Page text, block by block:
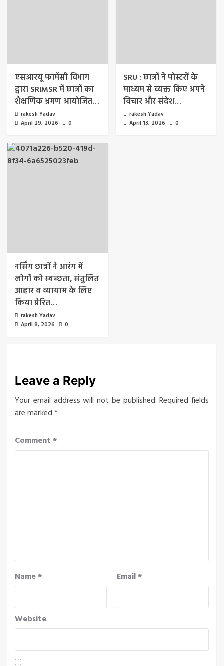
एसआरयू फार्मेसी विभाग
द्वारा SRIMSR में छात्रों का
शैक्षणिक भ्रमण आयोजित…
rakesh Yadav
April 29, 2026
0
SRU : छात्रों ने पोस्टरों के
माध्यम से व्यक्त किए अपने
विचार और संदेश…
rakesh Yadav
April 13, 2026
0
नर्सिंग छात्रों ने आरंग में
लोगों को स्वच्छता, संतुलित
आहार व व्यायाम के लिए
किया प्रेरित…
rakesh Yadav
April 8, 2026
0
Leave a Reply
Your email address will not be published. Required fields
are marked*
Comment*
Name* Email*
Website